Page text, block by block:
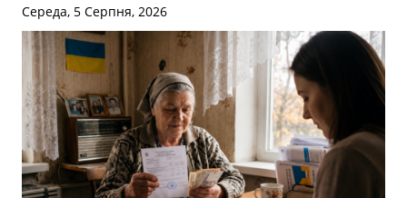
Середа, 5 Серпня, 2026